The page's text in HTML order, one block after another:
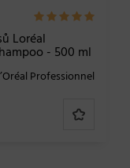
Loréal
- 500 ml
Professionnel